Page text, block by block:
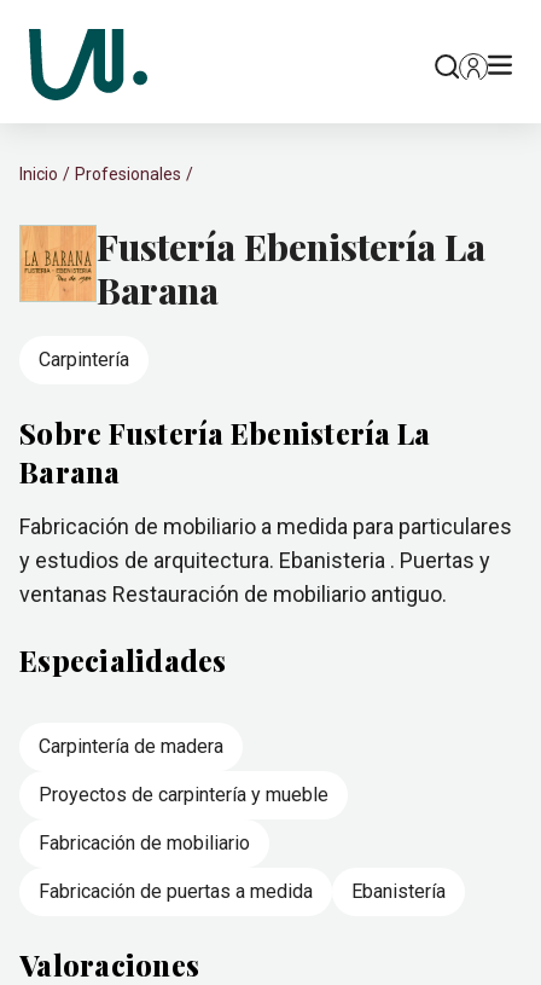
Inicio Profesionales
Fustería Ebenistería La
Barana
Carpintería
Sobre Fustería Ebenistería La
Barana
Fabricación de mobiliario a medida para particulares
y estudios de arquitectura. Ebanisteria . Puertas y
ventanas Restauración de mobiliario antiguo.
Especialidades
Carpintería de madera
Proyectos de carpintería y mueble
Fabricación de mobiliario
Fabricación de puertas a medida Ebanistería
Valoraciones